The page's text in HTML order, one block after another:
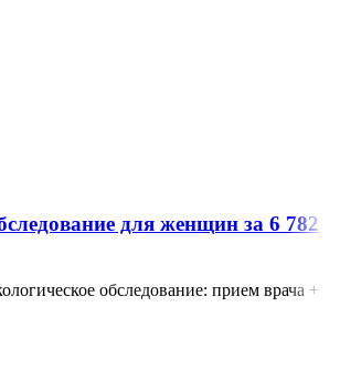
для женщин за 6 782
обследование: прием врача +